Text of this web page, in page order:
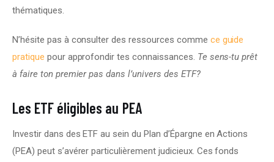
thématiques.
N’hésite pas à consulter des ressources comme ce guide
pratique pour approfondir tes connaissances. Te sens-tu prêt
à faire ton premier pas dans l’univers des ETF?
Les ETF éligibles au PEA
Investir dans des ETF au sein du Plan d’Épargne en Actions
(PEA) peut s’avérer particulièrement judicieux. Ces fonds